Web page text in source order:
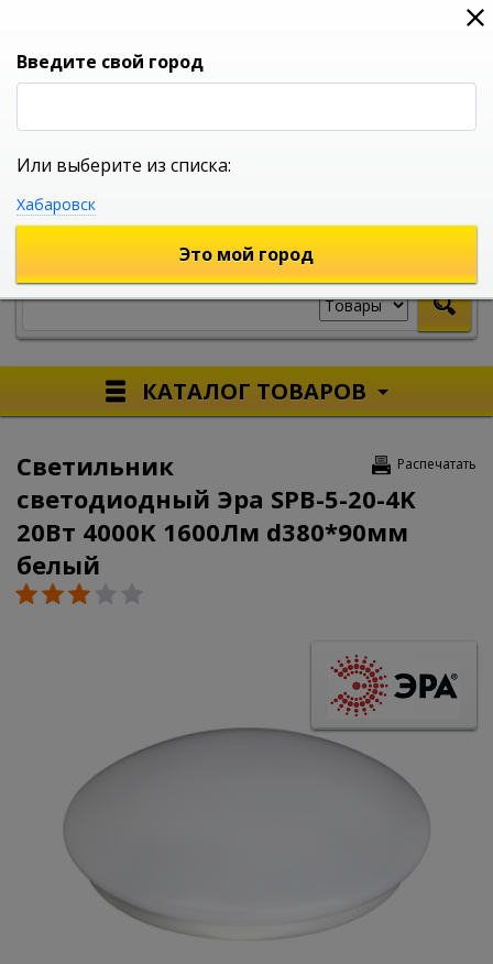
0
УНИВЕРСАЛЬНЫЙ ИНТЕРНЕТ МАГАЗИН
КАТАЛОГ ТОВАРОВ
Распечатать
Светильник
светодиодный Эра SPB-5-20-4K
20Вт 4000K 1600Лм d380*90мм
белый
Введите свой город
Или выберите из списка:
Хабаровск
Это мой город